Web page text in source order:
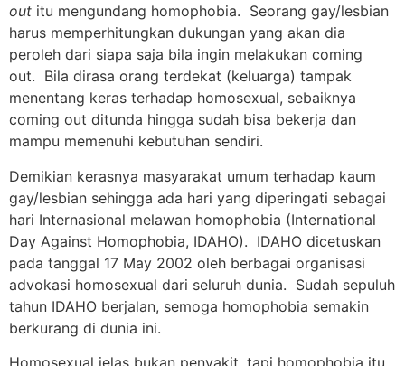
out itu mengundang homophobia. Seorang gay/lesbian
harus memperhitungkan dukungan yang akan dia
peroleh dari siapa saja bila ingin melakukan coming
out. Bila dirasa orang terdekat (keluarga) tampak
menentang keras terhadap homosexual, sebaiknya
coming out ditunda hingga sudah bisa bekerja dan
mampu memenuhi kebutuhan sendiri.
Demikian kerasnya masyarakat umum terhadap kaum
gay/lesbian sehingga ada hari yang diperingati sebagai
hari Internasional melawan homophobia (International
Day Against Homophobia, IDAHO). IDAHO dicetuskan
pada tanggal 17 May 2002 oleh berbagai organisasi
advokasi homosexual dari seluruh dunia. Sudah sepuluh
tahun IDAHO berjalan, semoga homophobia semakin
berkurang di dunia ini.
Homosexual jelas bukan penyakit, tapi homophobia itu